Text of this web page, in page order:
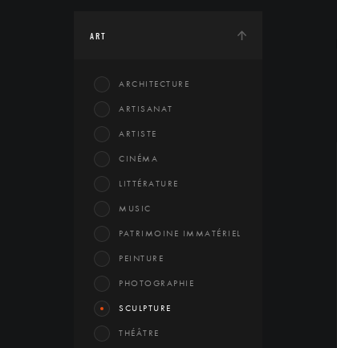
ART
ARCHITECTURE
ARTISANAT
ARTISTE
CINÉMA
LITTÉRATURE
MUSIC
PATRIMOINE IMMATÉRIEL
PEINTURE
PHOTOGRAPHIE
SCULPTURE
THÉÂTRE